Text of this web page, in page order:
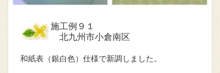
施工例９１
北九州市小倉南区
和紙表（銀白色）仕様で新調しました。